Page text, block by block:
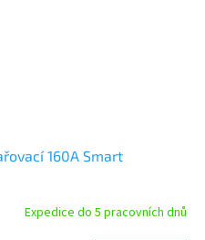
160A Smart
Expedice do 5 pracovních dnů